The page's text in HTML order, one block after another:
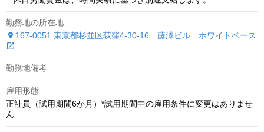
勤務地の所在地
167-0051 東京都杉並区荻窪4-30-16　藤澤ビル　ホワイトベース
勤務地備考
雇用形態
正社員（試用期間6か月）*試用期間中の雇用条件に変更はありませ
ん